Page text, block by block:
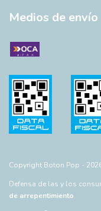
Medios de envío
Copyright Boton Pop -
Defensa de las y los
de arrepentimiento